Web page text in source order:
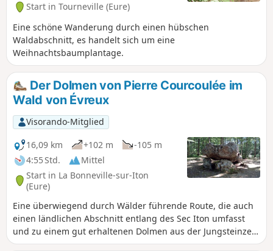
Start in Tourneville (Eure)
Eine schöne Wanderung durch einen hübschen
Waldabschnitt, es handelt sich um eine
Weihnachtsbaumplantage.
Der Dolmen von Pierre Courcoulée im
Wald von Évreux
Visorando-Mitglied
16,09 km
+102 m
-105 m
4:55 Std.
Mittel
Start in La Bonneville-sur-Iton
(Eure)
Eine überwiegend durch Wälder führende Route, die auch
einen ländlichen Abschnitt entlang des Sec Iton umfasst
und zu einem gut erhaltenen Dolmen aus der Jungsteinzeit
führt.